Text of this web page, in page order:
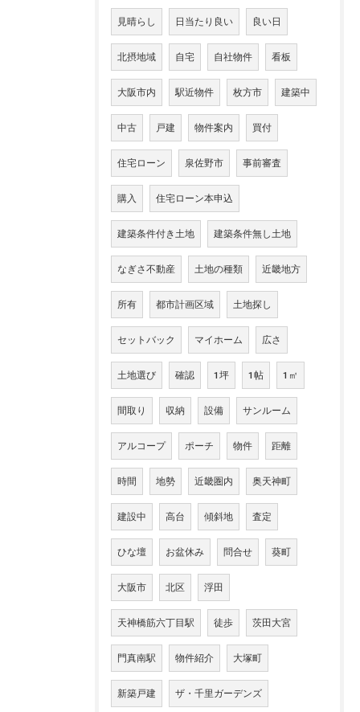
見晴らし 日当たり良い 良い日
北摂地域 自宅 自社物件 看板
大阪市内 駅近物件 枚方市 建築中
中古 戸建 物件案内 買付
住宅ローン 泉佐野市 事前審査
購入 住宅ローン本申込
建築条件付き土地 建築条件無し土地
なぎさ不動産 土地の種類 近畿地方
所有 都市計画区域 土地探し
セットバック マイホーム 広さ
土地選び 確認 1坪 1帖 1㎡
間取り 収納 設備 サンルーム
アルコープ ポーチ 物件 距離
時間 地勢 近畿圏内 奥天神町
建設中 高台 傾斜地 査定
ひな壇 お盆休み 問合せ 葵町
大阪市 北区 浮田
天神橋筋六丁目駅 徒歩 茨田大宮
門真南駅 物件紹介 大塚町
新築戸建 ザ・千里ガーデンズ